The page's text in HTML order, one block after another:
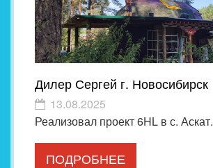
Дилер Сергей г. Новосибирск
13.08.2025
Реализовал проект 6HL в с. Аскат.
ПОДРОБНЕЕ